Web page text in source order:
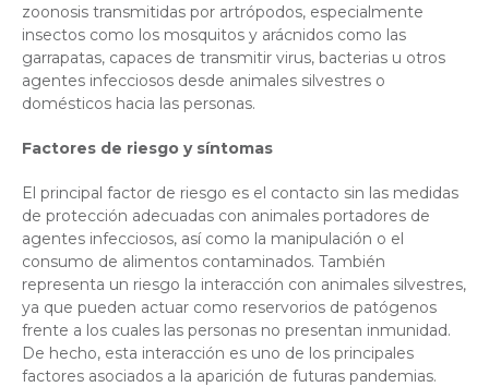
zoonosis transmitidas por artrópodos, especialmente
insectos como los mosquitos y arácnidos como las
garrapatas, capaces de transmitir virus, bacterias u otros
agentes infecciosos desde animales silvestres o
domésticos hacia las personas.
Factores de riesgo y síntomas
El principal factor de riesgo es el contacto sin las medidas
de protección adecuadas con animales portadores de
agentes infecciosos, así como la manipulación o el
consumo de alimentos contaminados. También
representa un riesgo la interacción con animales silvestres,
ya que pueden actuar como reservorios de patógenos
frente a los cuales las personas no presentan inmunidad.
De hecho, esta interacción es uno de los principales
factores asociados a la aparición de futuras pandemias.